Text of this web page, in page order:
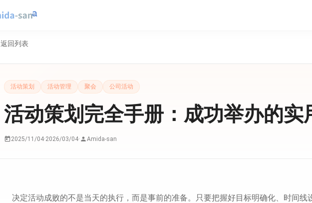
返回列表
活动策划 活动管理 聚会 公司活动
活动策划完全手册：成功举办的实
2025/11/04·2026/03/04· Amida-san
决定活动成败的不是当天的执行，而是事前的准备。只要把握好目标明确化、时间线